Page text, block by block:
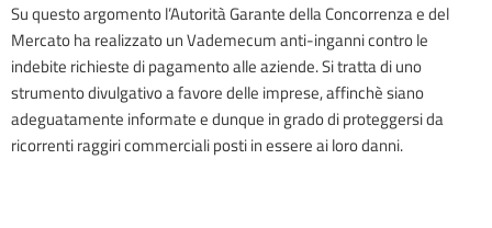
Su questo argomento l’Autorità Garante della Concorrenza e del
Mercato ha realizzato un Vademecum anti-inganni contro le
indebite richieste di pagamento alle aziende. Si tratta di uno
strumento divulgativo a favore delle imprese, affinchè siano
adeguatamente informate e dunque in grado di proteggersi da
ricorrenti raggiri commerciali posti in essere ai loro danni.